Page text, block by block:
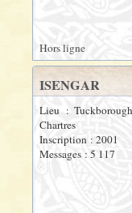
Hors ligne
ISENGAR
Lieu :
Chartres
Inscription : 2001
Messages : 5 117